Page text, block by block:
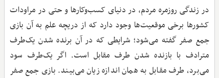
در زندگی روزمره مردم، در دنیای کسب‌وکارها و حتی در مراودات
کشورها برخی موقعیت‌ها وجود دارد که از دریچه علم به آن بازی
جمع صفر گفته می‌شود؛ شرایطی که در آن برنده شدن یک‌طرف
مترادف با بازنده شدن طرف مقابل است. اگر یک‌طرف سود
می‌برد، طرف مقابل به همان اندازه زیان می‌بیند. بازی جمع صفر